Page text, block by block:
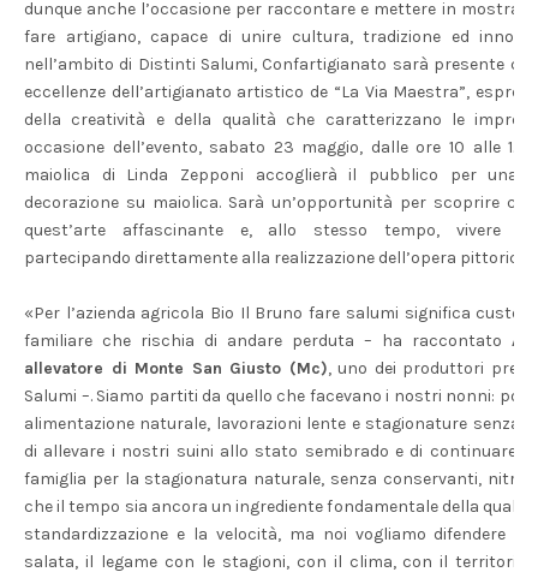
dunque anche l’occasione per raccontare e mettere in mostra
fare artigiano, capace di unire cultura, tradizione ed
nell’ambito di Distinti Salumi, Confartigianato sarà presente
eccellenze dell’artigianato artistico de “La Via Maestra”,
della creatività e della qualità che caratterizzano le
occasione dell’evento, sabato 23 maggio, dalle ore 10 alle
maiolica di Linda Zepponi accoglierà il pubblico per una
decorazione su maiolica. Sarà un’opportunità per scoprire
quest’arte affascinante e, allo stesso tempo, vivere
partecipando direttamente alla realizzazione dell’opera
«Per l’azienda agricola Bio Il Bruno fare salumi significa
familiare che rischia di andare perduta – ha raccontato
allevatore di Monte San Giusto (Mc), uno dei produttori
Salumi –. Siamo partiti da quello che facevano i nostri nonni:
alimentazione naturale, lavorazioni lente e stagionature senza
di allevare i nostri suini allo stato semibrado e di continuare
famiglia per la stagionatura naturale, senza conservanti, nitriti
che il tempo sia ancora un ingrediente fondamentale della
standardizzazione e la velocità, ma noi vogliamo difendere il
salata, il legame con le stagioni, con il clima, con il territorio